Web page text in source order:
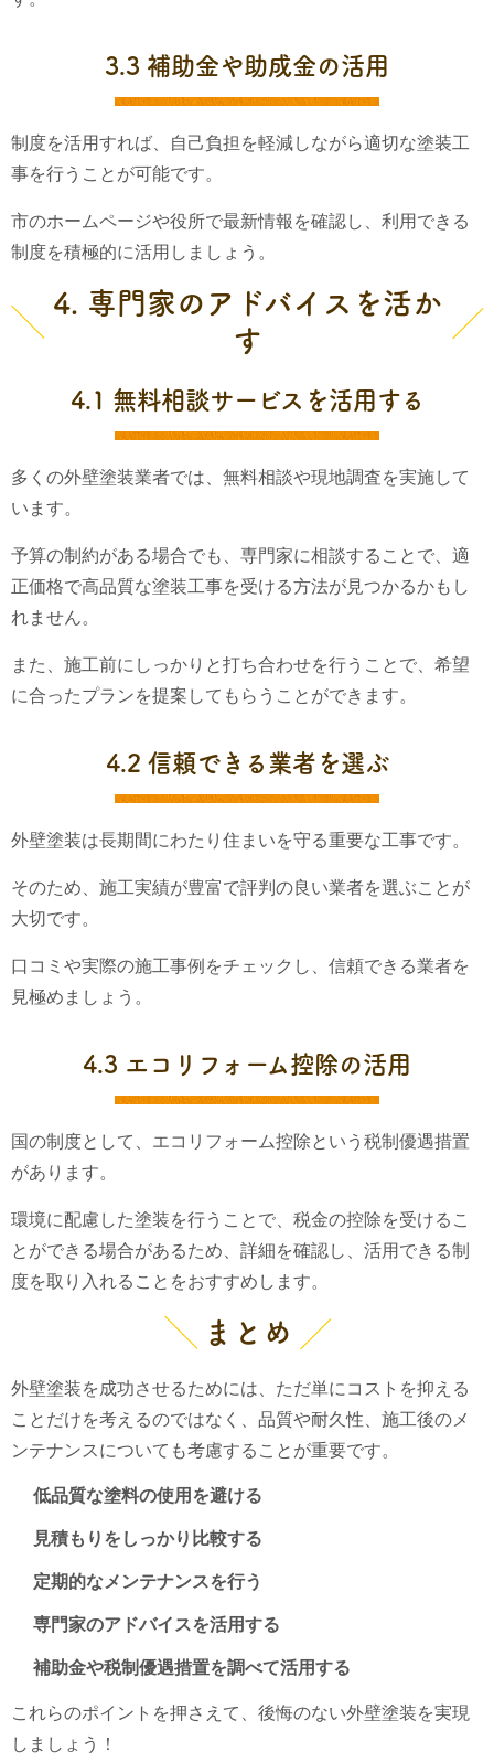
3.3 補助金や助成金の活用
制度を活用すれば、自己負担を軽減しながら適切な塗装工
事を行うことが可能です。
市のホームページや役所で最新情報を確認し、利用できる
制度を積極的に活用しましょう。
4. 専門家のアドバイスを活か
す
4.1 無料相談サービスを活用する
多くの外壁塗装業者では、無料相談や現地調査を実施して
います。
予算の制約がある場合でも、専門家に相談することで、適
正価格で高品質な塗装工事を受ける方法が見つかるかもし
れません。
また、施工前にしっかりと打ち合わせを行うことで、希望
に合ったプランを提案してもらうことができます。
4.2 信頼できる業者を選ぶ
外壁塗装は長期間にわたり住まいを守る重要な工事です。
そのため、施工実績が豊富で評判の良い業者を選ぶことが
大切です。
口コミや実際の施工事例をチェックし、信頼できる業者を
見極めましょう。
4.3 エコリフォーム控除の活用
国の制度として、エコリフォーム控除という税制優遇措置
があります。
環境に配慮した塗装を行うことで、税金の控除を受けるこ
とができる場合があるため、詳細を確認し、活用できる制
度を取り入れることをおすすめします。
まとめ
外壁塗装を成功させるためには、ただ単にコストを抑える
ことだけを考えるのではなく、品質や耐久性、施工後のメ
ンテナンスについても考慮することが重要です。
低品質な塗料の使用を避ける
見積もりをしっかり比較する
定期的なメンテナンスを行う
専門家のアドバイスを活用する
補助金や税制優遇措置を調べて活用する
これらのポイントを押さえて、後悔のない外壁塗装を実現
しましょう！